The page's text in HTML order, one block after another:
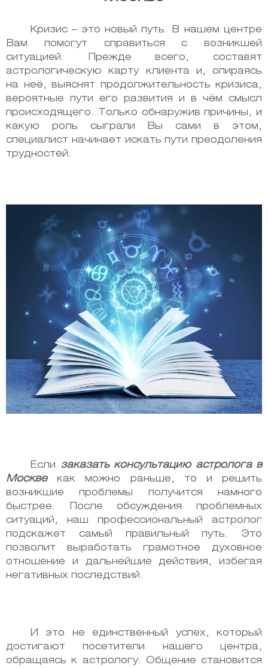
Кризис – это новый путь. В нашем центре
Вам помогут справиться с возникшей
ситуацией. Прежде всего, составят
астрологическую карту клиента и, опираясь
на неё, выяснят продолжительность кризиса,
вероятные пути его развития и в чём смысл
происходящего. Только обнаружив причины, и
какую роль сыграли Вы сами в этом,
специалист начинает искать пути преодоления
трудностей.
Если заказать консультацию астролога в
Москвекак можно раньше, то и решить
возникшие проблемы получится намного
быстрее. После обсуждения проблемных
ситуаций, наш профессиональный астролог
подскажет самый правильный путь. Это
позволит выработать грамотное духовное
отношение и дальнейшие действия, избегая
негативных последствий.
И это не единственный успех, который
достигают посетители нашего центра,
обращаясь к астрологу. Общение становится